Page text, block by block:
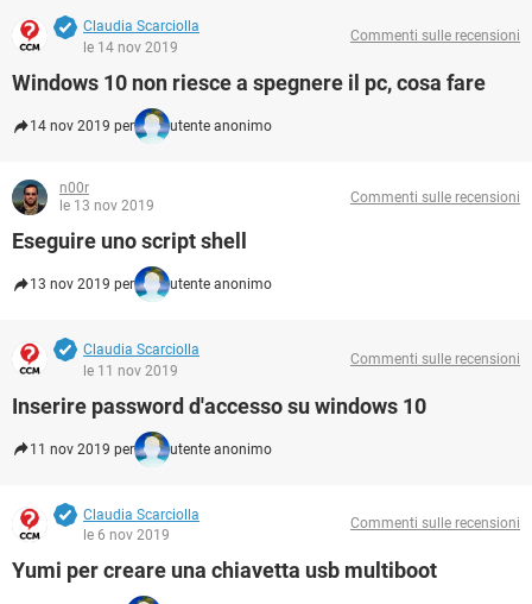
Claudia Scarciolla
le 14 nov 2019
Commenti sulle recensioni
Windows 10 non riesce a spegnere il pc, cosa fare
14 nov 2019 per utente anonimo
n00r
le 13 nov 2019
Commenti sulle recensioni
Eseguire uno script shell
13 nov 2019 per utente anonimo
Claudia Scarciolla
le 11 nov 2019
Commenti sulle recensioni
Inserire password d'accesso su windows 10
11 nov 2019 per utente anonimo
Claudia Scarciolla
le 6 nov 2019
Commenti sulle recensioni
Yumi per creare una chiavetta usb multiboot